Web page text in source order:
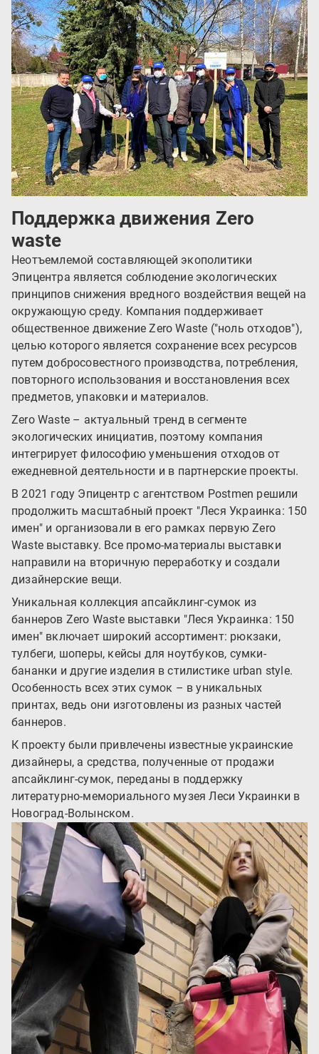
Поддержка движения Zero
waste
Неотъемлемой составляющей экополитики
Эпицентра является соблюдение экологических
принципов снижения вредного воздействия вещей на
окружающую среду. Компания поддерживает
общественное движение Zero Waste ("ноль отходов"),
целью которого является сохранение всех ресурсов
путем добросовестного производства, потребления,
повторного использования и восстановления всех
предметов, упаковки и материалов.
Zero Waste – актуальный тренд в сегменте
экологических инициатив, поэтому компания
интегрирует философию уменьшения отходов от
ежедневной деятельности и в партнерские проекты.
В 2021 году Эпицентр с агентством Postmen решили
продолжить масштабный проект "Леся Украинка: 150
имен" и организовали в его рамках первую Zero
Waste выставку. Все промо-материалы выставки
направили на вторичную переработку и создали
дизайнерские вещи.
Уникальная коллекция апсайклинг-сумок из
баннеров Zero Waste выставки "Леся Украинка: 150
имен" включает широкий ассортимент: рюкзаки,
тулбеги, шоперы, кейсы для ноутбуков, сумки-
бананки и другие изделия в стилистике urban style.
Особенность всех этих сумок – в уникальных
принтах, ведь они изготовлены из разных частей
баннеров.
К проекту были привлечены известные украинские
дизайнеры, а средства, полученные от продажи
апсайклинг-сумок, переданы в поддержку
литературно-мемориального музея Леси Украинки в
Новоград-Волынском.